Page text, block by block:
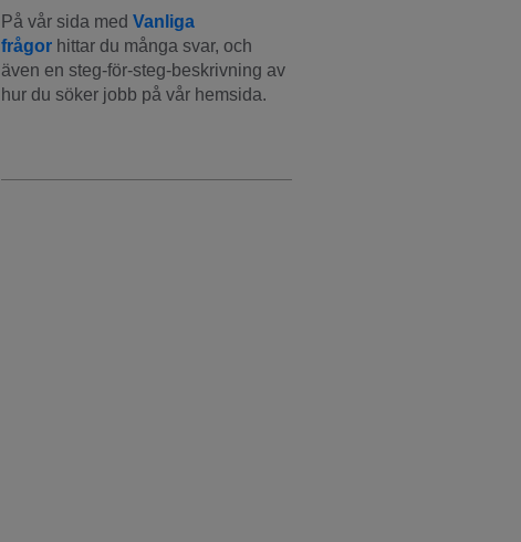
På vår sida med Vanliga
frågor hittar du många svar, och
även en steg-för-steg-beskrivning av
hur du söker jobb på vår hemsida.